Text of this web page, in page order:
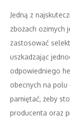
Jedną z
zbożach ozimych
zastosować
uszkadzając
odpowiedniego
obecnych na
pamiętać, żeby
producenta oraz